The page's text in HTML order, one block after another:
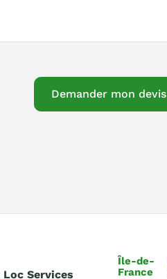
Demander mon devis
Loc Services
Île-de-
France